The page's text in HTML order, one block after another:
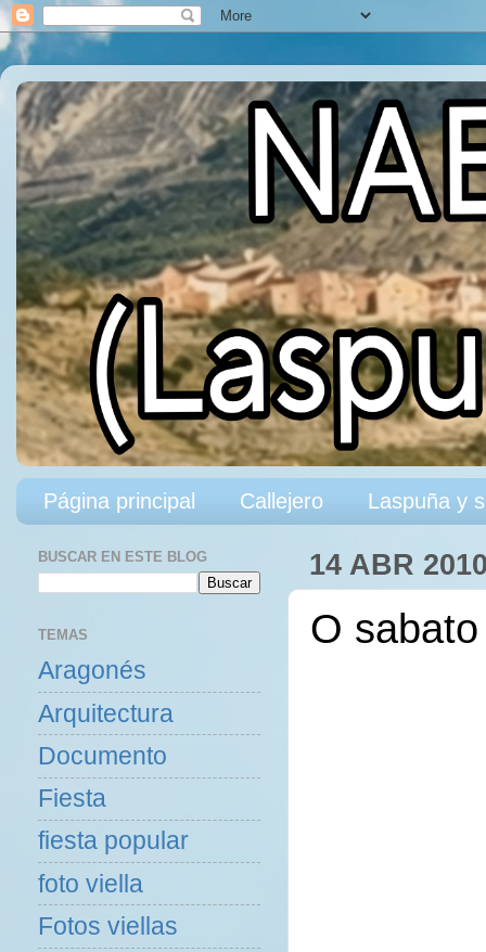
Página principal Callejero Laspuña y
14 ABR
O
BUSCAR EN ESTE BLOG
TEMAS
Aragonés
Arquitectura
Documento
Fiesta
fiesta popular
foto viella
Fotos viellas